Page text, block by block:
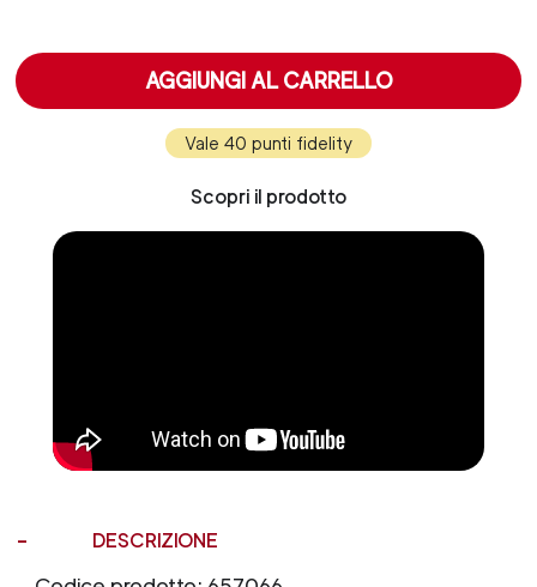
AGGIUNGI AL CARRELLO
Vale 40 punti fidelity
Scopri il prodotto
DESCRIZIONE